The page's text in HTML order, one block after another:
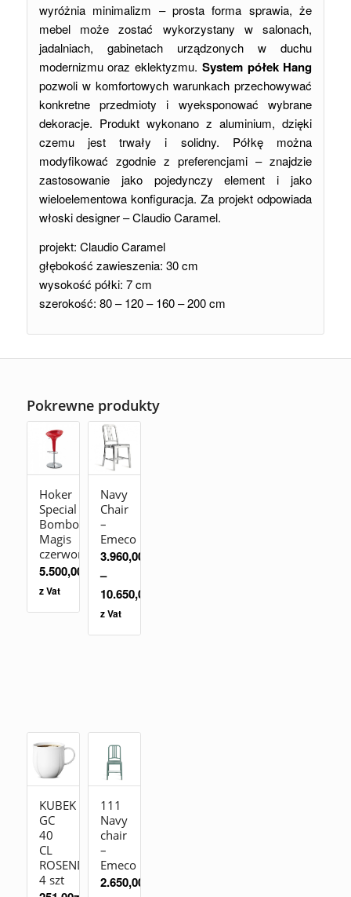
wyróżnia minimalizm – prosta forma sprawia, że
mebel może zostać wykorzystany w salonach,
jadalniach, gabinetach urządzonych w duchu
modernizmu oraz eklektyzmu. System półek Hang
pozwoli w komfortowych warunkach przechowywać
konkretne przedmioty i wyeksponować wybrane
dekoracje. Produkt wykonano z aluminium, dzięki
czemu jest trwały i solidny. Półkę można
modyfikować zgodnie z preferencjami – znajdzie
zastosowanie jako pojedynczy element i jako
wieloelementowa konfiguracja. Za projekt odpowiada
włoski designer – Claudio Caramel.
projekt: Claudio Caramel
głębokość zawieszenia: 30 cm
wysokość półki: 7 cm
szerokość: 80 – 120 – 160 – 200 cm
Pokrewne produkty
Hoker
Special
Bombo
Magis
czerwony
5.500,00
z Vat
Navy
Chair
–
Emeco
3.960,00
–
10.650,00
z Vat
KUBEK
GC
40
CL
ROSENDAHL
4 szt
111
Navy
chair
–
Emeco
2.650,00